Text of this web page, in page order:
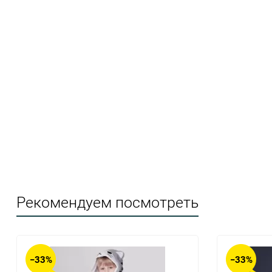
Рекомендуем посмотреть
−33% −33%